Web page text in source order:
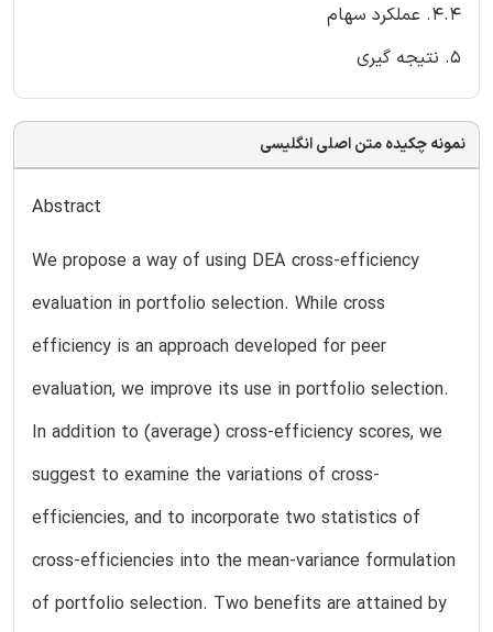
4.4. عملکرد سهام
5. نتیجه گیری
نمونه چکیده متن اصلی انگلیسی
Abstract
We propose a way of using DEA cross-efficiency
evaluation in portfolio selection. While cross
efficiency is an approach developed for peer
evaluation, we improve its use in portfolio selection.
In addition to (average) cross-efficiency scores, we
suggest to examine the variations of cross-
efficiencies, and to incorporate two statistics of
cross-efficiencies into the mean-variance formulation
of portfolio selection. Two benefits are attained by